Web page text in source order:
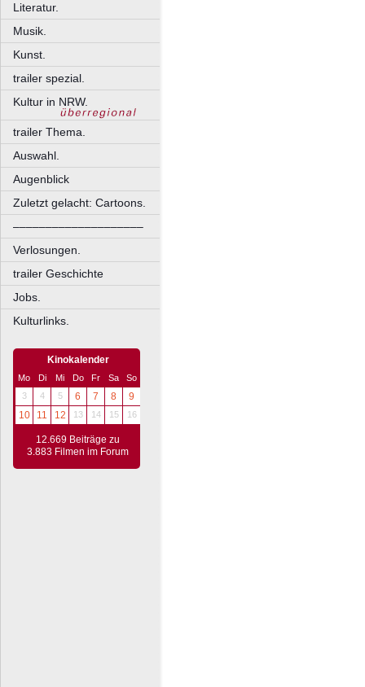
Literatur.
Musik.
Kunst.
trailer spezial.
Kultur in NRW.
trailer Thema.
Auswahl.
Augenblick
Zuletzt gelacht: Cartoons.
––––––––––––––––––––
Verlosungen.
trailer Geschichte
Jobs.
Kulturlinks.
Kinokalender
Mo Di Mi Do Fr Sa
So
3
4 5 6 7 8
9
10
11 12 13 14 15 16
12.669 Beiträge zu
3.883 Filmen im Forum